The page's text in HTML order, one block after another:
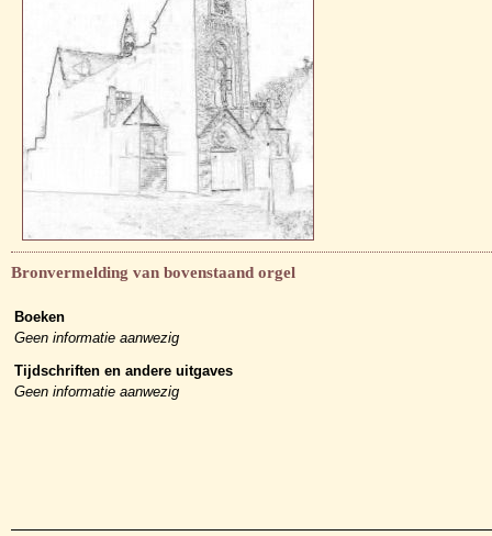
Bronvermelding van bovenstaand orgel
Boeken
Geen informatie aanwezig
Tijdschriften en andere uitgaves
Geen informatie aanwezig